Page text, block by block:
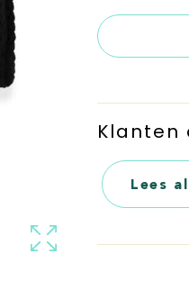
Klanten
Lees